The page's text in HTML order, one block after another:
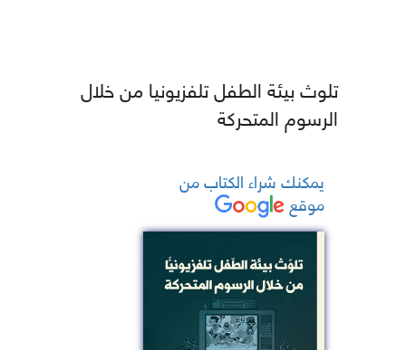
تلوث بيئة الطفل تلفزيونيا من خلال
الرسوم المتحركة
يمكنك شراء الكتاب من
موقع